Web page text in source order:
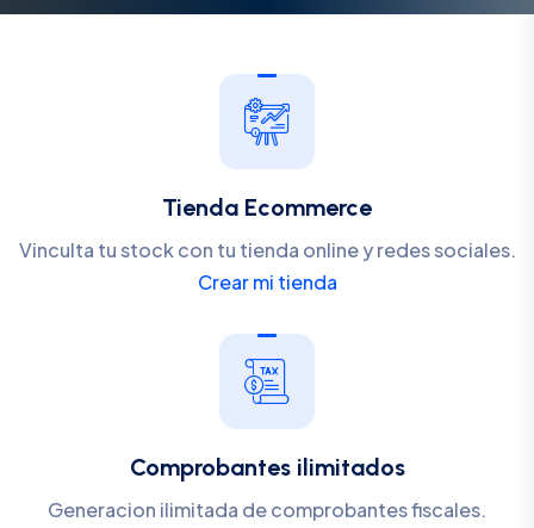
Tienda Ecommerce
Vinculta tu stock con tu tienda online y redes sociales.
Crear mi tienda
Comprobantes ilimitados
Generacion ilimitada de comprobantes fiscales.